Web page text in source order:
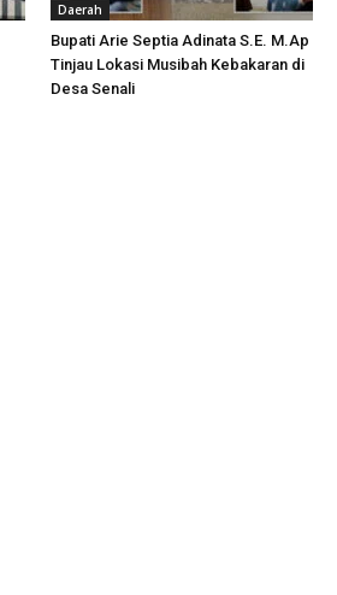
Daerah
Bupati Arie Septia Adinata S.E. M.Ap
Tinjau Lokasi Musibah Kebakaran di
Desa Senali